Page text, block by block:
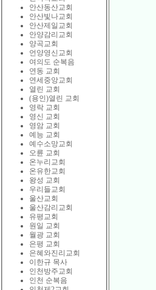
안산동산교회
안산빛나교회
안산제일교회
안양감리교회
양곡교회
언양영신교회
여의도 순복음
연동 교회
연세중앙교회
열린 교회
(용인)열린 교회
영락 교회
영신 교회
영암 교회
예능 교회
예수소망교회
오륜 교회
온누리교회
온유한교회
왕성 교회
우리들교회
울산교회
울산감리교회
유평교회
원일 교회
월광 교회
은평 교회
은혜와진리교회
이한규 목사
인천방주교회
인천 순복음